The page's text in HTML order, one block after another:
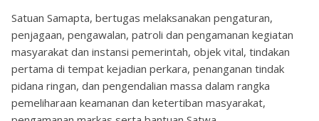
Satuan Samapta, bertugas melaksanakan pengaturan,
penjagaan, pengawalan, patroli dan pengamanan kegiatan
masyarakat dan instansi pemerintah, objek vital, tindakan
pertama di tempat kejadian perkara, penanganan tindak
pidana ringan, dan pengendalian massa dalam rangka
pemeliharaan keamanan dan ketertiban masyarakat,